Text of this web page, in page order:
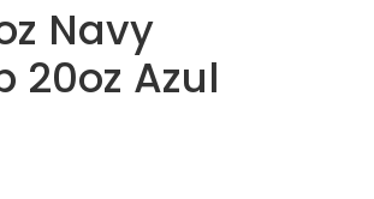
Navy
20oz Azul